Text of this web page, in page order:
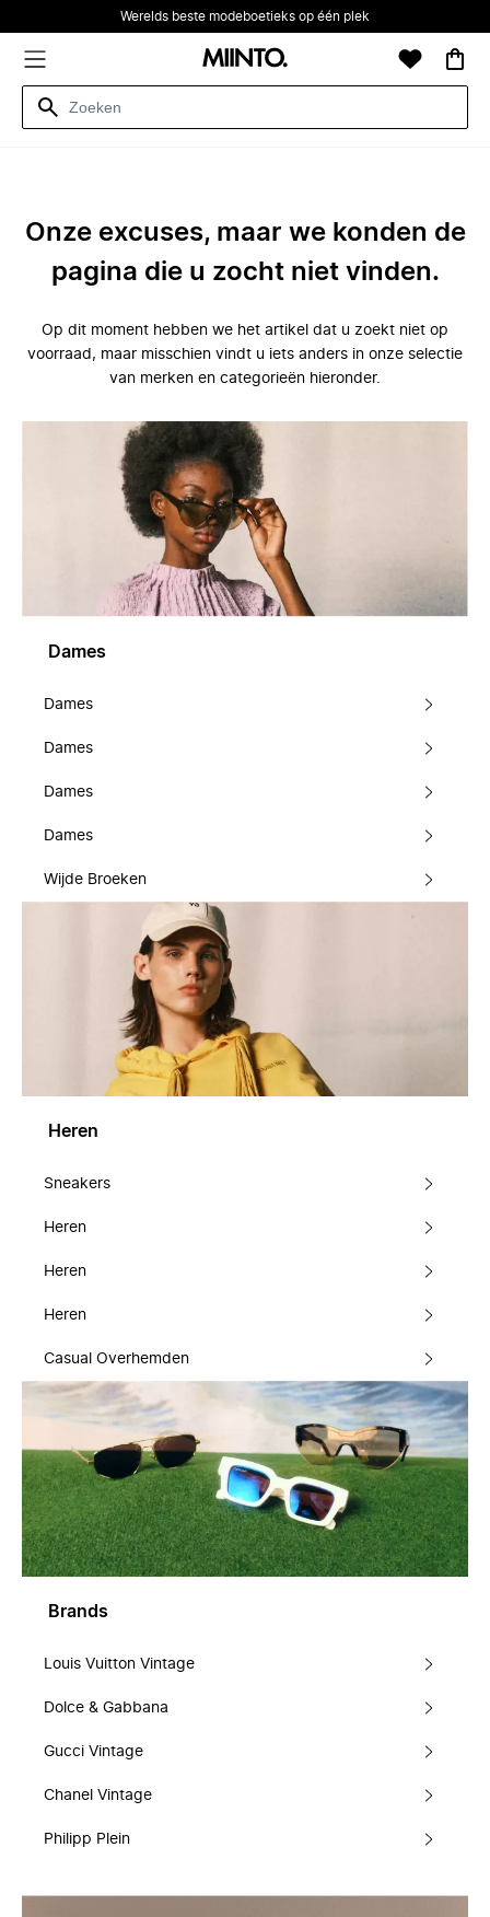
Werelds beste modeboetieks op één plek
Onze excuses, maar we konden de
pagina die u zocht niet vinden.
Op dit moment hebben we het artikel dat u zoekt niet op
voorraad, maar misschien vindt u iets anders in onze selectie
van merken en categorieën hieronder.
Dames
Dames
Dames
Dames
Dames
Wijde Broeken
Heren
Sneakers
Heren
Heren
Heren
Casual Overhemden
Brands
Louis Vuitton Vintage
Dolce & Gabbana
Gucci Vintage
Chanel Vintage
Philipp Plein